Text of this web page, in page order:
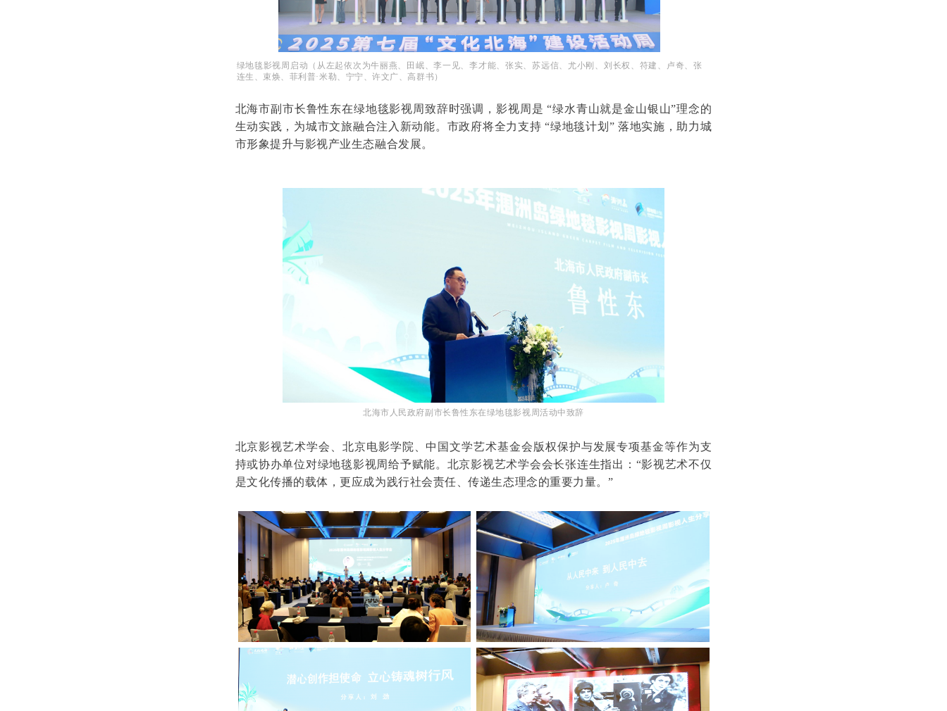
绿地毯影视周启动（从左起依次为牛丽燕、田岷、李一见、李才能、张实、苏远信、尤小刚、刘长权、符建、卢奇、张
连生、束焕、菲利普·米勒、宁宁、许文广、高群书）
北海市副市长鲁性东在绿地毯影视周致辞时强调，影视周是 “绿水青山就是金山银山”理念的
生动实践，为城市文旅融合注入新动能。市政府将全力支持 “绿地毯计划” 落地实施，助力城
市形象提升与影视产业生态融合发展。
北海市人民政府副市长鲁性东在绿地毯影视周活动中致辞
北京影视艺术学会、北京电影学院、中国文学艺术基金会版权保护与发展专项基金等作为支
持或协办单位对绿地毯影视周给予赋能。北京影视艺术学会会长张连生指出：“影视艺术不仅
是文化传播的载体，更应成为践行社会责任、传递生态理念的重要力量。”